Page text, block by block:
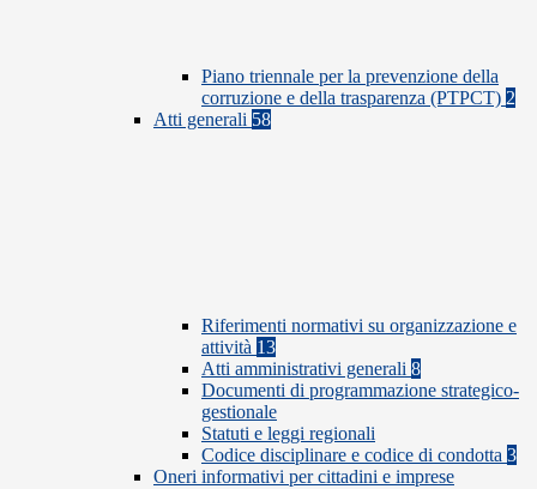
Piano triennale per la prevenzione della
corruzione e della trasparenza (PTPCT) 2
Atti generali 58
Riferimenti normativi su organizzazione e
attività 13
Atti amministrativi generali 8
Documenti di programmazione strategico-
gestionale
Statuti e leggi regionali
Codice disciplinare e codice di condotta 3
Oneri informativi per cittadini e imprese